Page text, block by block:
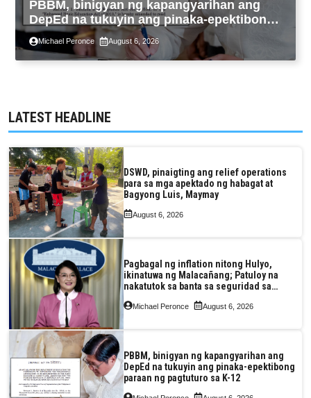
PBBM, binigyan ng kapangyarihan ang
DepEd na tukuyin ang pinaka-epektibong
paraan ng pagtuturo sa K-12
Michael Peronce August 6, 2026
LATEST HEADLINE
DSWD, pinaigting ang relief operations
para sa mga apektado ng habagat at
Bagyong Luis, Maymay
August 6, 2026
Pagbagal ng inflation nitong Hulyo,
ikinatuwa ng Malacañang; Patuloy na
nakatutok sa banta sa seguridad sa
Michael Peronce August 6, 2026
PBBM, binigyan ng kapangyarihan ang
DepEd na tukuyin ang pinaka-epektibong
paraan ng pagtuturo sa K-12